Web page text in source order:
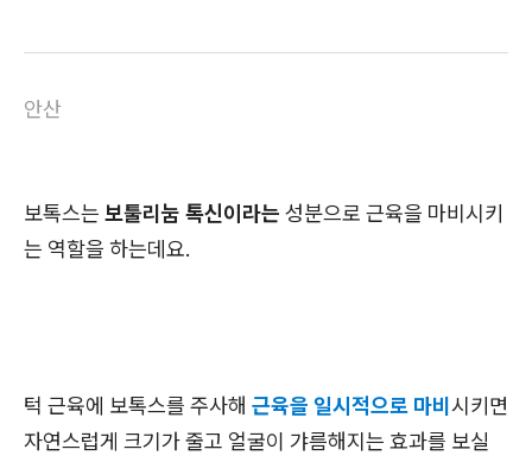
안산
보톡스는 보툴리눔 톡신이라는 성분으로 근육을 마비시키
는 역할을 하는데요.
턱 근육에 보톡스를 주사해 근육을 일시적으로 마비시키면
자연스럽게 크기가 줄고 얼굴이 갸름해지는 효과를 보실